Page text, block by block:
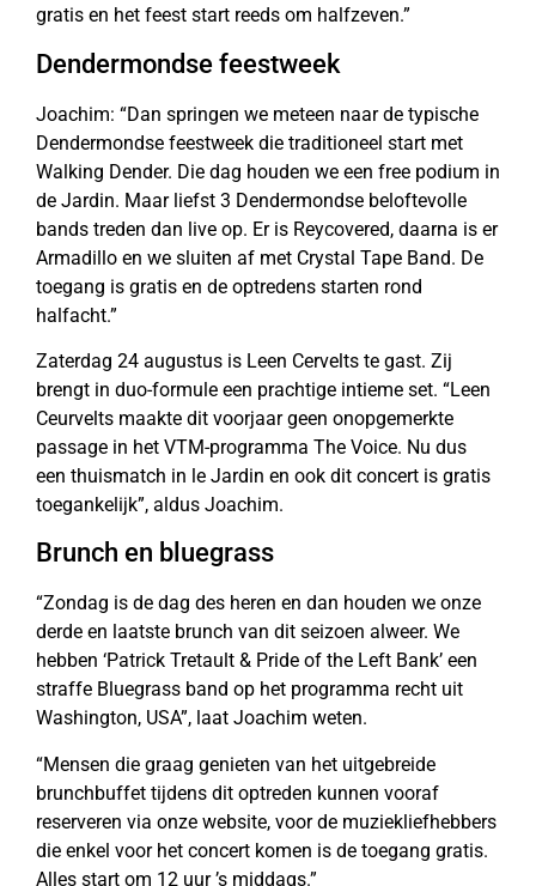
gratis en het feest start reeds om halfzeven.”
Dendermondse feestweek
Joachim: “Dan springen we meteen naar de typische
Dendermondse feestweek die traditioneel start met
Walking Dender. Die dag houden we een free podium in
de Jardin. Maar liefst 3 Dendermondse beloftevolle
bands treden dan live op. Er is Reycovered, daarna is er
Armadillo en we sluiten af met Crystal Tape Band. De
toegang is gratis en de optredens starten rond
halfacht.”
Zaterdag 24 augustus is Leen Cervelts te gast. Zij
brengt in duo-formule een prachtige intieme set. “Leen
Ceurvelts maakte dit voorjaar geen onopgemerkte
passage in het VTM-programma The Voice. Nu dus
een thuismatch in le Jardin en ook dit concert is gratis
toegankelijk”, aldus Joachim.
Brunch en bluegrass
“Zondag is de dag des heren en dan houden we onze
derde en laatste brunch van dit seizoen alweer. We
hebben ‘Patrick Tretault & Pride of the Left Bank’ een
straffe Bluegrass band op het programma recht uit
Washington, USA”, laat Joachim weten.
“Mensen die graag genieten van het uitgebreide
brunchbuffet tijdens dit optreden kunnen vooraf
reserveren via onze website, voor de muziekliefhebbers
die enkel voor het concert komen is de toegang gratis.
Alles start om 12 uur ’s middags.”